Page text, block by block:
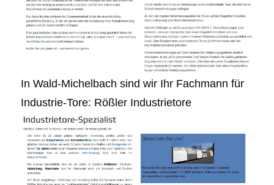
In Wald-Michelbach sind wir Ihr Fachmann für
Industrie-Tore: Rößler Industrietore